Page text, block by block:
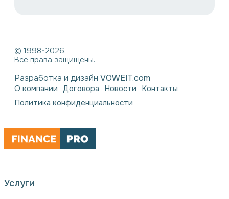
© 1998-2026.
Все права защищены.
Разработка и дизайн VOWEIT.com
О компании Договора Новости Контакты
Политика конфиденциальности
Услуги